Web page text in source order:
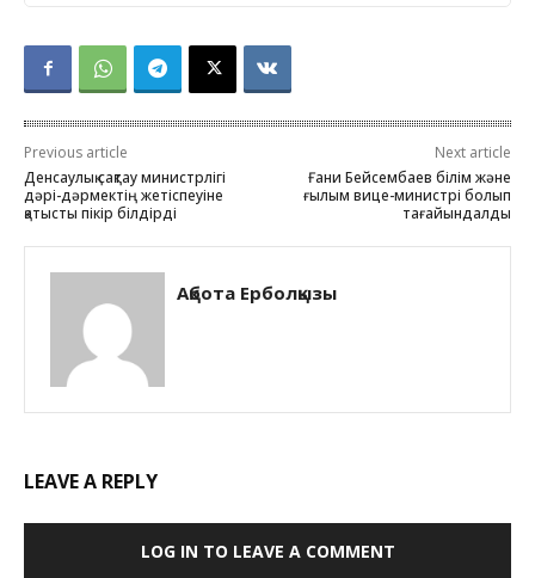
Previous article
Денсаулық сақтау министрлігі
дәрі-дәрмектің жетіспеуіне
қатысты пікір білдірді
Next article
Ғани Бейсембаев білім және
ғылым вице-министрі болып
тағайындалды
Ақбота Ерболқызы
LEAVE A REPLY
LOG IN TO LEAVE A COMMENT